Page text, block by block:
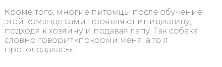
Кроме того, многие питомцы после обучение
этой команде сами проявляют инициативу,
подходя к хозяину и подавая лапу. Так собака
словно говорит «покорми меня, а то я
проголодалась».